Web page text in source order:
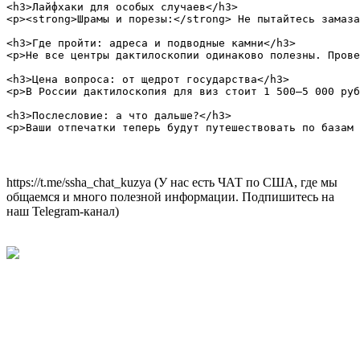
<h3>Лайфхаки для особых случаев</h3>
<p><strong>Шрамы и порезы:</strong> Не пытайтесь
<h3>Где пройти: адреса и подводные камни</h3>
<p>Не все центры дактилоскопии одинаково полезны.
<h3>Цена вопроса: от щедрот государства</h3>
<p>В России дактилоскопия для виз стоит 1 500–5 000
<h3>Послесловие: а что дальше?</h3>
https://t.me/ssha_chat_kuzya (У нас есть ЧАТ по США, где мы
общаемся и много полезной информации. Подпишитесь на
наш Telegram-канал)